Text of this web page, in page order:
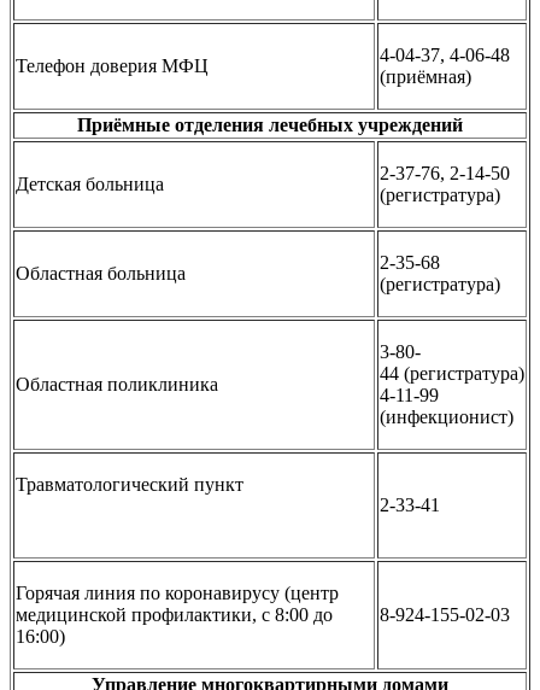
Телефон доверия МФЦ
4-04-37, 4-06-48
(приёмная)
Приёмные отделения лечебных учреждений
Детская больница
2-37-76, 2-14-50
(регистратура)
Областная больница
2-35-68
(регистратура)
Областная поликлиника
3-80-
44 (регистратура)
4-11-99
(инфекционист)
Травматологический пункт
2-33-41
Горячая линия по коронавирусу (центр
медицинской профилактики, с 8:00 до
16:00)
8-924-155-02-03
Управление многоквартирными домами